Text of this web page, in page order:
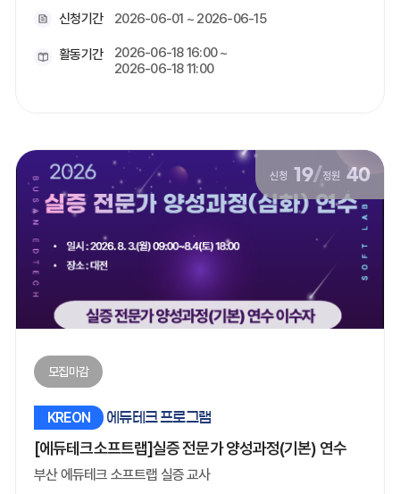
신청기간 2026-06-01 ~ 2026-06-15
활동기간
2026-06-18 16:00 ~
2026-06-18 11:00
신청 19/정원 40
모집마감
KREON 에듀테크 프로그램
[에듀테크소프트랩]실증 전문가 양성과정(기본) 연수
부산 에듀테크 소프트랩 실증 교사